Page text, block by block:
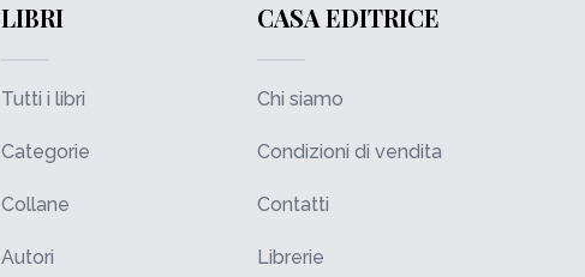
LIBRI
Tutti i libri
Categorie
Collane
Autori
CASA EDITRICE
Chi siamo
Condizioni di vendita
Contatti
Librerie